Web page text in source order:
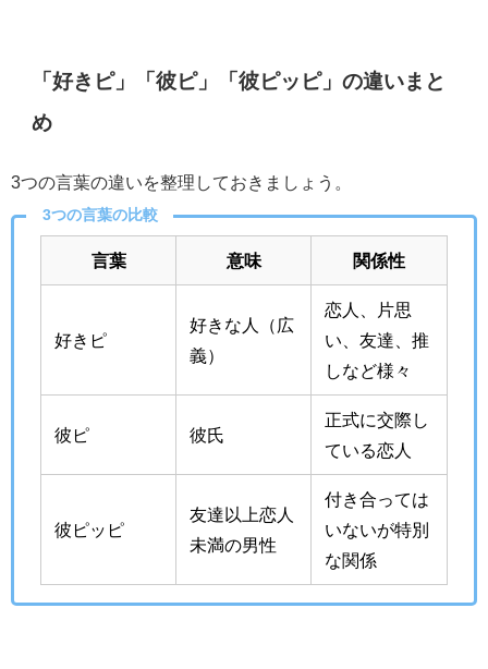
「好きピ」「彼ピ」「彼ピッピ」の違いまと
め
3つの言葉の違いを整理しておきましょう。
3つの言葉の比較
言葉 意味 関係性
好きピ
好きな人（広
義）
恋人、片思
い、友達、推
しなど様々
彼ピ 彼氏
正式に交際し
ている恋人
彼ピッピ
友達以上恋人
未満の男性
付き合っては
いないが特別
な関係